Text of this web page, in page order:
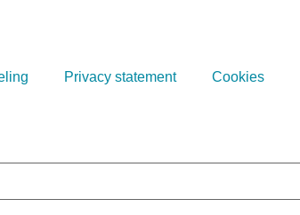
Privacy statement Cookies